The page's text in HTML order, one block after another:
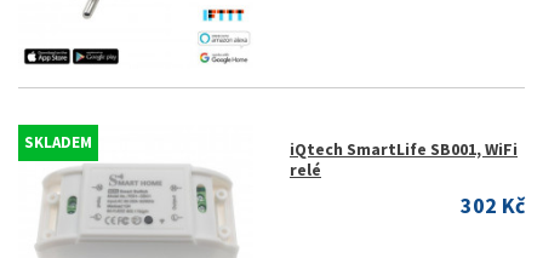
SKLADEM
iQtech SmartLife SB001, WiFi
relé
302 Kč